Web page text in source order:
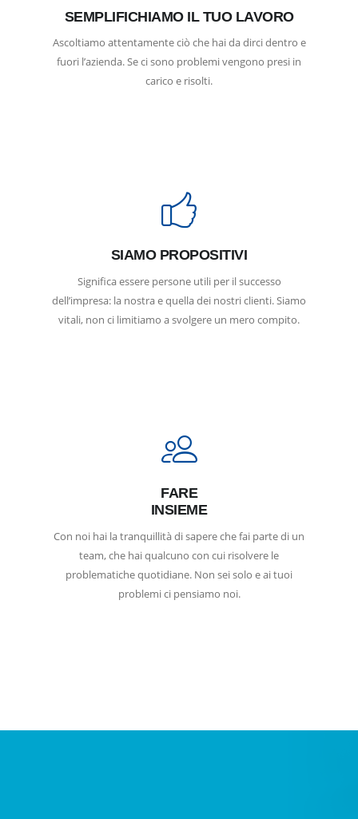
SEMPLIFICHIAMO IL TUO LAVORO
Ascoltiamo attentamente ciò che hai da dirci dentro e
fuori l’azienda. Se ci sono problemi vengono presi in
carico e risolti.
SIAMO PROPOSITIVI
Significa essere persone utili per il successo
dell’impresa: la nostra e quella dei nostri clienti. Siamo
vitali, non ci limitiamo a svolgere un mero compito.
FARE
INSIEME
Con noi hai la tranquillità di sapere che fai parte di un
team, che hai qualcuno con cui risolvere le
problematiche quotidiane. Non sei solo e ai tuoi
problemi ci pensiamo noi.